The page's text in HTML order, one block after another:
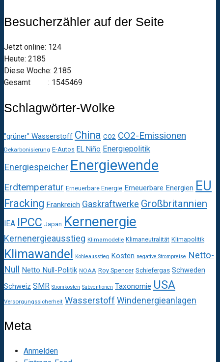
Besucherzähler auf der Seite
Jetzt online: 124
Heute: 2185
Diese Woche: 2185
Gesamt : 1545469
Schlagwörter-Wolke
"grüner" Wasserstoff China CO2 CO2-Emissionen
Dekarbonisierung E-Autos EL Niño Energiepolitik
Energiespeicher Energiewende
Erdtemperatur Erneuerbare Energie Erneuerbare Energien EU
Fracking Frankreich Gaskraftwerke Großbritannien
IEA IPCC Japan Kernenergie
Kernenergieausstieg Klimamodelle Klimaneutralität Klimapolitik
Klimawandel Kohleausstieg Kosten negative Strompreise Netto-
Null Netto Null-Politik NOAA Roy Spencer Schiefergas Schweden
Schweiz SMR Stromkosten Subventionen Taxonomie USA
Versorgungssicherheit Wasserstoff Windenergieanlagen
Meta
Anmelden